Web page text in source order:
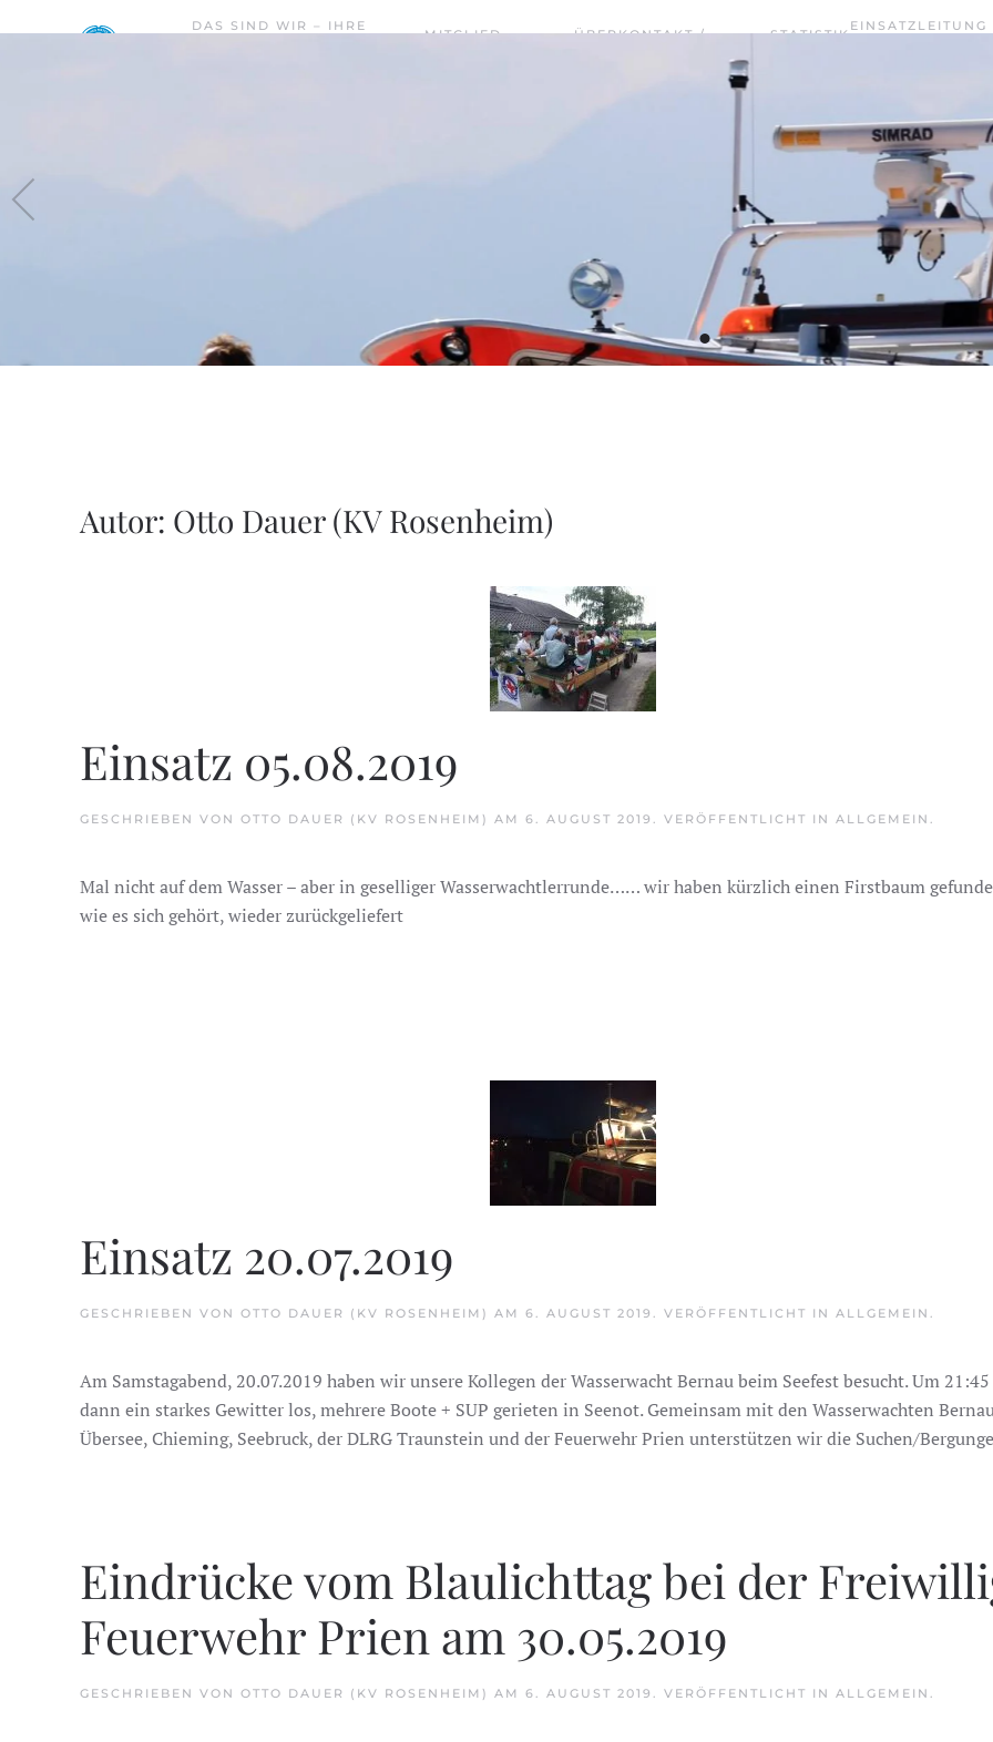
DAS SIND WIR – IHRE
MITGLIED
ÜBERKONTAKT /
STATISTIK
EINSATZLEITUNG
Wasserwacht Bayern
Autor: Otto Dauer (KV Rosenheim)
Einsatz 05.08.2019
GESCHRIEBEN VON OTTO DAUER (KV ROSENHEIM) AM 6. AUGUST 2019 . VERÖFFENTLICHT IN ALLGEMEIN .
Mal nicht auf dem Wasser – aber in geselliger Wasserwachtlerrunde…… wir haben kürzlich einen Firstbaum
wie es sich gehört, wieder zurückgeliefert
Einsatz 20.07.2019
GESCHRIEBEN VON OTTO DAUER (KV ROSENHEIM) AM 6. AUGUST 2019 . VERÖFFENTLICHT IN ALLGEMEIN .
Am Samstagabend, 20.07.2019 haben wir unsere Kollegen der Wasserwacht Bernau beim Seefest besucht. Um
dann ein starkes Gewitter los, mehrere Boote + SUP gerieten in Seenot. Gemeinsam mit den Wasserwachten
Übersee, Chieming, Seebruck, der DLRG Traunstein und der Feuerwehr Prien unterstützen wir die Suchen/
Eindrücke vom Blaulichttag bei der
Feuerwehr Prien am 30.05.2019
GESCHRIEBEN VON OTTO DAUER (KV ROSENHEIM) AM 6. AUGUST 2019 . VERÖFFENTLICHT IN ALLGEMEIN .